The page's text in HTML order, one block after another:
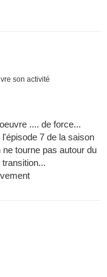
son activité
.... de force...
7 de la saison
tourne pas autour du